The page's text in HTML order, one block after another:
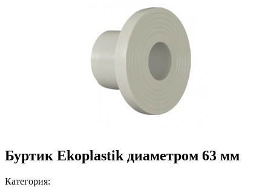
Буртик Ekoplastik диаметром 63 мм
Категория: